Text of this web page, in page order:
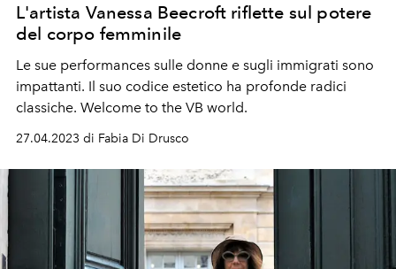
L'artista Vanessa Beecroft riflette sul potere
del corpo femminile
Le sue performances sulle donne e sugli immigrati sono
impattanti. Il suo codice estetico ha profonde radici
classiche. Welcome to the VB world.
27.04.2023 di Fabia Di Drusco